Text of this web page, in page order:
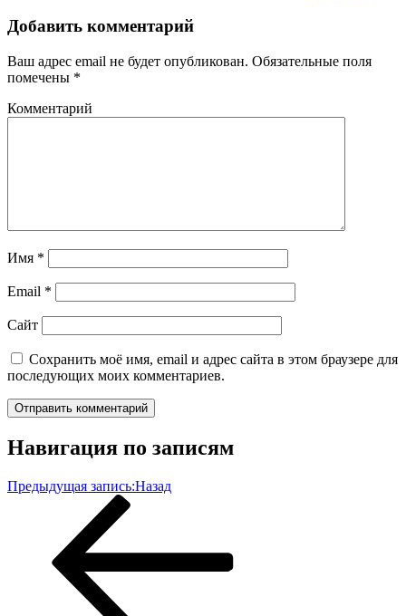
Добавить комментарий
Ваш адрес email не будет опубликован. Обязательные поля
помечены *
Комментарий
Имя *
Email *
Сайт
Сохранить моё имя, email и адрес сайта в этом браузере для
последующих моих комментариев.
Навигация по записям
Предыдущая запись:Назад